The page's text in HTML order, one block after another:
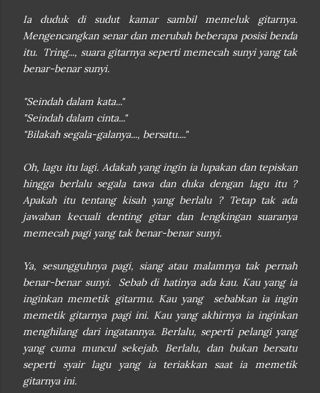
Ia duduk di sudut kamar sambil memeluk gitarnya.
Mengencangkan senar dan merubah beberapa posisi benda
itu. Tring..., suara gitarnya seperti memecah sunyi yang tak
benar-benar sunyi.
"Seindah dalam kata..."
"Seindah dalam cinta..."
"Bilakah segala-galanya..., bersatu...."
Oh, lagu itu lagi. Adakah yang ingin ia lupakan dan tepiskan
hingga berlalu segala tawa dan duka dengan lagu itu ?
Apakah itu tentang kisah yang berlalu ? Tetap tak ada
jawaban kecuali denting gitar dan lengkingan suaranya
memecah pagi yang tak benar-benar sunyi.
Ya, sesungguhnya pagi, siang atau malamnya tak pernah
benar-benar sunyi. Sebab di hatinya ada kau. Kau yang ia
inginkan memetik gitarmu. Kau yang sebabkan ia ingin
memetik gitarnya pagi ini. Kau yang akhirnya ia inginkan
menghilang dari ingatannya. Berlalu, seperti pelangi yang
yang cuma muncul sekejab. Berlalu, dan bukan bersatu
seperti syair lagu yang ia teriakkan saat ia memetik
gitarnya ini.